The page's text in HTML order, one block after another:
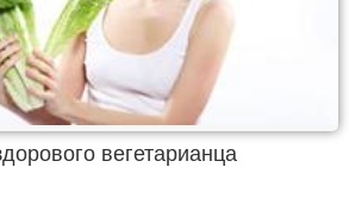
вегетарианца